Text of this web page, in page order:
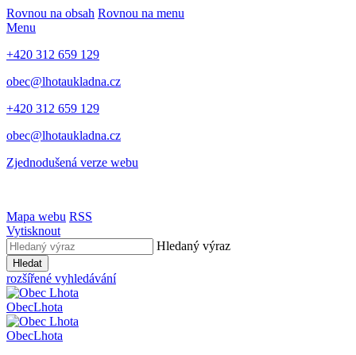
Rovnou na obsah Rovnou na menu
Menu
+420 312 659 129
obec@lhotaukladna.cz
+420 312 659 129
obec@lhotaukladna.cz
Zjednodušená verze webu
Mapa webu RSS
Vytisknout
Hledaný výraz
Hledat
rozšířené vyhledávání
ObecLhota
ObecLhota